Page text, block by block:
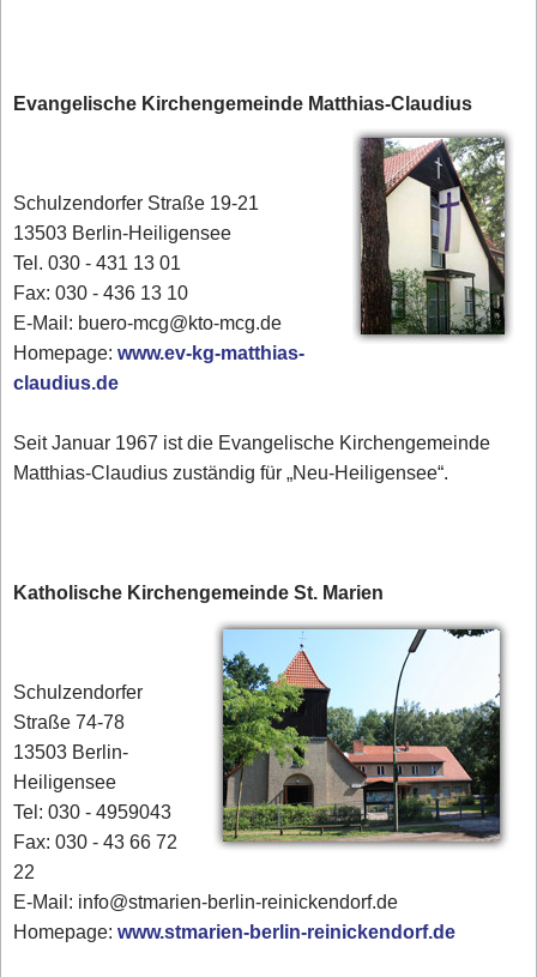
Evangelische Kirchengemeinde Matthias-Claudius
Schulzendorfer Straße 19-21
13503 Berlin-Heiligensee
Tel. 030 - 431 13 01
Fax: 030 - 436 13 10
E-Mail: buero-mcg@kto-mcg.de
Homepage:www.ev-kg-matthias-
claudius.de
Seit Januar 1967 ist die Evangelische Kirchengemeinde
Matthias-Claudius zuständig für „Neu-Heiligensee“.
Katholische Kirchengemeinde St. Marien
Schulzendorfer
Straße 74-78
13503 Berlin-
Heiligensee
Tel: 030 - 4959043
Fax: 030 - 43 66 72
22
E-Mail: info@stmarien-berlin-reinickendorf.de
Homepage:www.stmarien-berlin-reinickendorf.de